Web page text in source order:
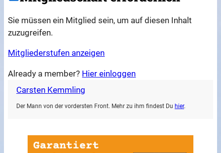
Sie müssen ein Mitglied sein, um auf diesen Inhalt
zuzugreifen.
Mitgliederstufen anzeigen
Already a member? Hier einloggen
Carsten Kemmling
Der Mann von der vordersten Front. Mehr zu ihm findest Du hier.